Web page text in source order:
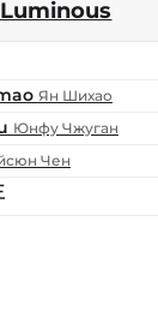
Ян Шихао
Юнфу Чжуган
Чен